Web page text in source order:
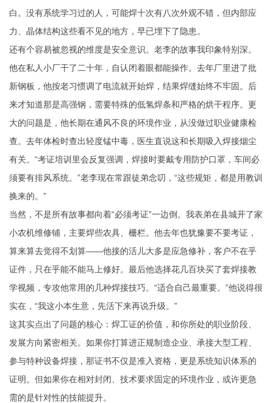
白。没有系统学习过的人，可能焊十次有八次外观不错，但内部应
力、晶体结构这些看不见的地方，早已埋下了隐患。
还有个容易被忽视的维度是安全意识。老李的故事我印象特别深。
他在私人小厂干了二十年，自认闭着眼都能操作。去年厂里进了批
新钢板，他按老习惯调了电流就开始焊，结果焊缝始终不牢固。后
来才知道那是高强钢，需要特殊的低氢焊条和严格的烘干程序。更
大的问题是，他长期在通风不良的环境作业，从没做过职业健康检
查。去年体检时查出轻度锰中毒，医生直说这和长期吸入焊接烟尘
有关。“考证培训里会反复强调，焊接时要戴专用防护口罩，车间必
须要有排风系统。”老李现在常跟徒弟念叨，“这些规矩，都是用教训
换来的。”
当然，不是所有故事都向着“必须考证”一边倒。我表弟在县城开了家
小农机维修铺，主要焊些农具、栅栏。他去年也犹豫要不要考证，
算来算去觉得不划算——他接的活儿大多是应急修补，客户不在乎
证件，只在乎能不能马上修好。最后他选择花几百块买了套焊接教
学视频，专攻他常用的几种焊接技巧。“适合自己最重要。”他说得很
实在，“我这小本生意，先活下来再说升级。”
这其实点出了问题的核心：焊工证的价值，和你所处的职业阶段、
发展方向紧密相关。如果你打算进正规制造企业、承接大型工程、
参与特种设备焊接，那证书不仅是准入资格，更是系统知识体系的
证明。但如果你在相对封闭、技术要求固定的环境作业，或许更急
需的是针对性的技能提升。